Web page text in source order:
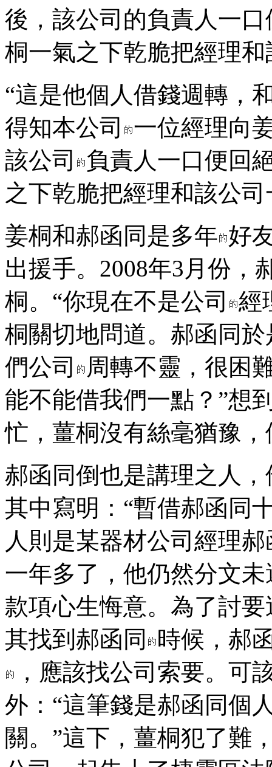
後，該公司的負責人一
桐一氣之下乾脆把經理
“這是他個人借錢週轉，
得知本公司
一位經理向
該公司
負責人一口便回
之下乾脆把經理和該公
姜桐和郝函同是多年 好
出援手。2008年3月份，
桐。“你現在不是公司
經
桐關切地問道。郝函同
們公司
周轉不靈，很困
能不能借我們一點？”想
忙，薑桐沒有絲毫猶豫
郝函同倒也是講理之人
其中寫明：“暫借郝函同
人則是某器材公司經理
一年多了，他仍然分文
款項心生悔意。為了討
其找到郝函同
時候，郝
，應該找公司索要。可
外：“這筆錢是郝函同個
關。”這下，薑桐犯了難